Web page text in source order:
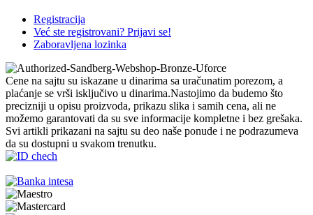
Registracija
Već ste registrovani? Prijavi se!
Zaboravljena lozinka
Cene na sajtu su iskazane u dinarima sa uračunatim porezom, a
plaćanje se vrši isključivo u dinarima.Nastojimo da budemo što
precizniji u opisu proizvoda, prikazu slika i samih cena, ali ne
možemo garantovati da su sve informacije kompletne i bez grešaka.
Svi artikli prikazani na sajtu su deo naše ponude i ne podrazumeva
da su dostupni u svakom trenutku.